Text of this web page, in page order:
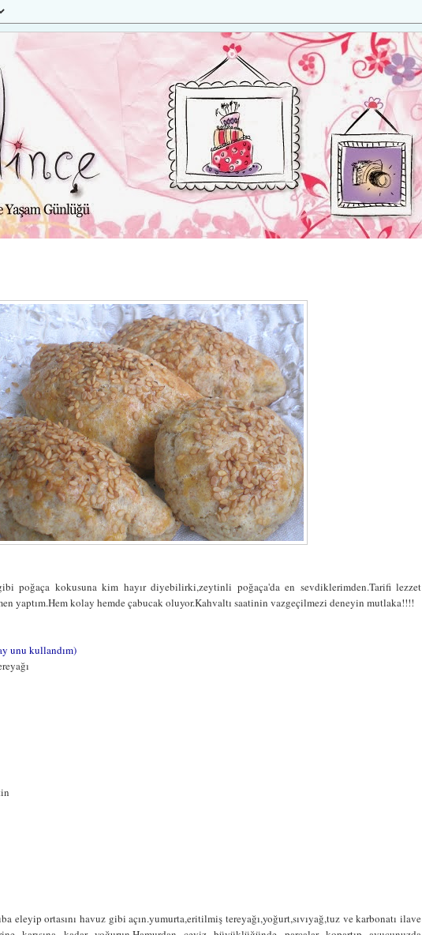
poğaça kokusuna kim hayır diyebilirki,zeytinli poğaça'da en sevdiklerimden.Tarifi lezzet
yaptım.Hem kolay hemde çabucak oluyor.Kahvaltı saatinin vazgeçilmezi deneyin mutlaka!!!!
unu kullandım)
eleyip ortasını havuz gibi açın.yumurta,eritilmiş tereyağı,yoğurt,sıvıyağ,tuz ve karbonatı ilave